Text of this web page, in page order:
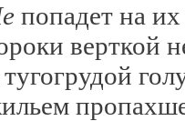
попадет на
верткой